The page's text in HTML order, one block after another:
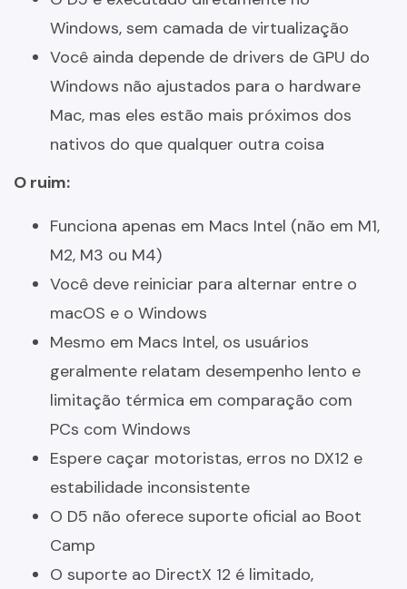
Windows, sem camada de virtualização
Você ainda depende de drivers de GPU do
Windows não ajustados para o hardware
Mac, mas eles estão mais próximos dos
nativos do que qualquer outra coisa
O ruim:
Funciona apenas em Macs Intel (não em M1,
M2, M3 ou M4)
Você deve reiniciar para alternar entre o
macOS e o Windows
Mesmo em Macs Intel, os usuários
geralmente relatam desempenho lento e
limitação térmica em comparação com
PCs com Windows
Espere caçar motoristas, erros no DX12 e
estabilidade inconsistente
O D5 não oferece suporte oficial ao Boot
Camp
O suporte ao DirectX 12 é limitado,